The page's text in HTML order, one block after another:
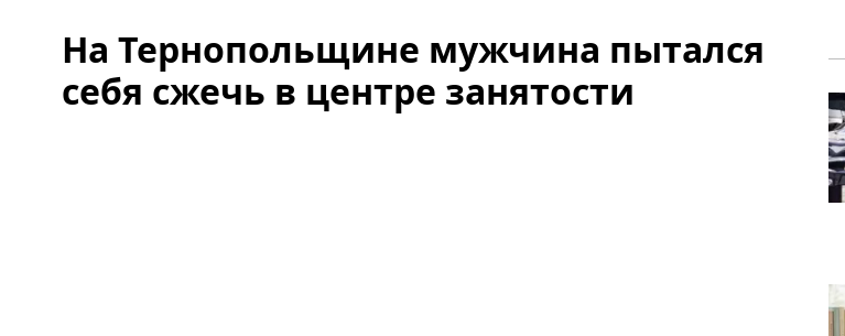
На Тернопольщине мужчина пытался
себя сжечь в центре занятости